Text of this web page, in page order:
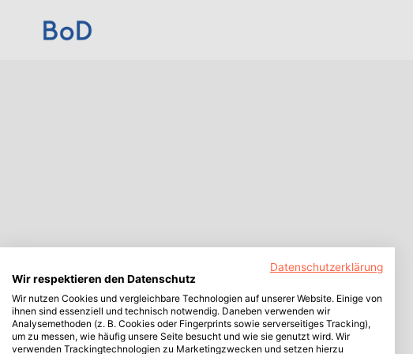
Datenschutzerklärung
Wir respektieren den Datenschutz
Wir nutzen Cookies und vergleichbare Technologien auf unserer Website. Einige von
ihnen sind essenziell und technisch notwendig. Daneben verwenden wir
Analysemethoden (z. B. Cookies oder Fingerprints sowie serverseitiges Tracking),
um zu messen, wie häufig unsere Seite besucht und wie sie genutzt wird. Wir
verwenden Trackingtechnologien zu Marketingzwecken und setzen hierzu